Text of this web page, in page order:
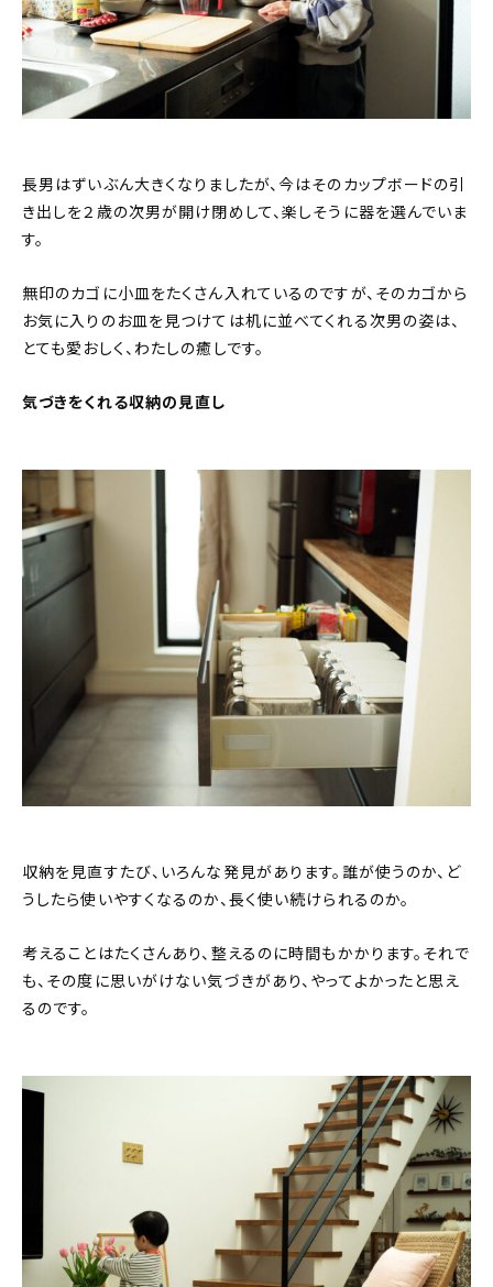
長男はずいぶん大きくなりましたが、今はそのカップボードの引
き出しを２歳の次男が開け閉めして、楽しそうに器を選んでいま
す。
無印のカゴに小皿をたくさん入れているのですが、そのカゴから
お気に入りのお皿を見つけては机に並べてくれる次男の姿は、
とても愛おしく、わたしの癒しです。
気づきをくれる収納の見直し
収納を見直すたび、いろんな発見があります。誰が使うのか、ど
うしたら使いやすくなるのか、長く使い続けられるのか。
考えることはたくさんあり、整えるのに時間もかかります。それで
も、その度に思いがけない気づきがあり、やってよかったと思え
るのです。